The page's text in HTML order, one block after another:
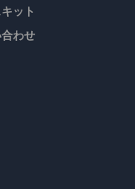
ット
わせ